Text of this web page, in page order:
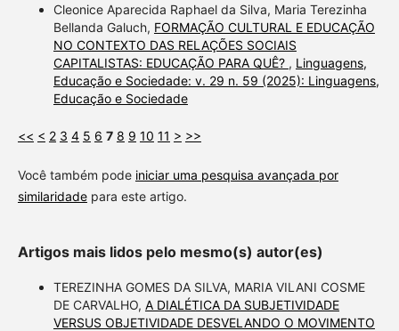
Cleonice Aparecida Raphael da Silva, Maria Terezinha
Bellanda Galuch, FORMAÇÃO CULTURAL E EDUCAÇÃO
NO CONTEXTO DAS RELAÇÕES SOCIAIS
CAPITALISTAS: EDUCAÇÃO PARA QUÊ? , Linguagens,
Educação e Sociedade: v. 29 n. 59 (2025): Linguagens,
Educação e Sociedade
<< < 2 3 4 5 6 7 8 9 10 11 > >>
Você também pode iniciar uma pesquisa avançada por
similaridadepara este artigo.
Artigos mais lidos pelo mesmo(s) autor(es)
TEREZINHA GOMES DA SILVA, MARIA VILANI COSME
DE CARVALHO, A DIALÉTICA DA SUBJETIVIDADE
VERSUS OBJETIVIDADE DESVELANDO O MOVIMENTO